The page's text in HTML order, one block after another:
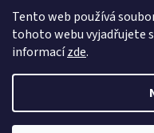
Tento web používá
tohoto webu vyjadřujete
informacízde.